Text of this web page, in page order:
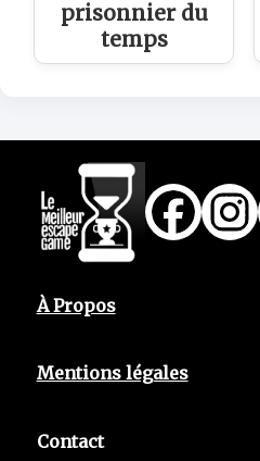
prisonnier du
temps
À Propos
Mentions légales
Contact